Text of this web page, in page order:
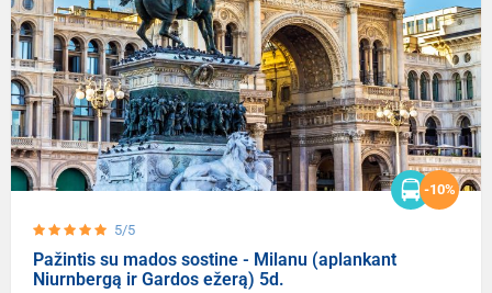
5/5
-10%
Pažintis su mados sostine - Milanu (aplankant
Niurnbergą ir Gardos ežerą) 5d.